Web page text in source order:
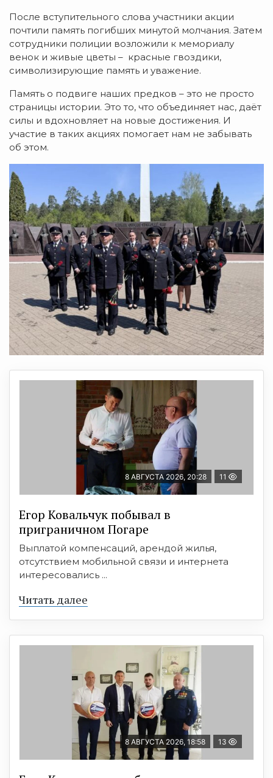
После вступительного слова участники акции
почтили память погибших минутой молчания. Затем
сотрудники полиции возложили к мемориалу
венок и живые цветы – красные гвоздики,
символизирующие память и уважение.
Память о подвиге наших предков – это не просто
страницы истории. Это то, что объединяет нас, даёт
силы и вдохновляет на новые достижения. И
участие в таких акциях помогает нам не забывать
об этом.
8 АВГУСТА 2026, 20:28 11
Егор Ковальчук побывал в
приграничном Погаре
Выплатой компенсаций, арендой жилья,
отсутствием мобильной связи и интернета
интересовались ...
Читать далее
8 АВГУСТА 2026, 18:58 13